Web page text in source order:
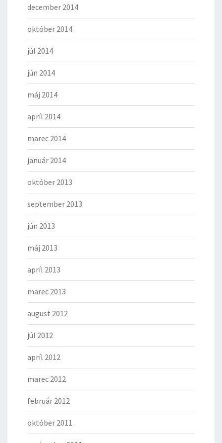
december 2014
október 2014
júl 2014
jún 2014
máj 2014
apríl 2014
marec 2014
január 2014
október 2013
september 2013
jún 2013
máj 2013
apríl 2013
marec 2013
august 2012
júl 2012
apríl 2012
marec 2012
február 2012
október 2011